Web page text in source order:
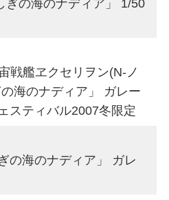
ぎの海のナディア」 1/50
戦艦ヱクセリヲン(N-ノ
海のナディア」 ガレー
スティバル2007冬限定
の海のナディア」 ガレ